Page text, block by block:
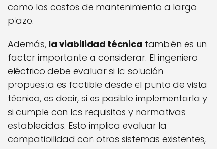
como los costos de mantenimiento a largo
plazo.
Además, la viabilidad técnica también es un
factor importante a considerar. El ingeniero
eléctrico debe evaluar si la solución
propuesta es factible desde el punto de vista
técnico, es decir, si es posible implementarla y
si cumple con los requisitos y normativas
establecidas. Esto implica evaluar la
compatibilidad con otros sistemas existentes,